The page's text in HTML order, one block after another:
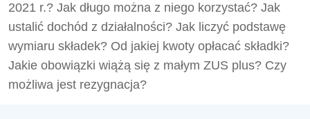
2021 r.? Jak długo można z niego korzystać? Jak
ustalić dochód z działalności? Jak liczyć podstawę
wymiaru składek? Od jakiej kwoty opłacać składki?
Jakie obowiązki wiążą się z małym ZUS plus? Czy
możliwa jest rezygnacja?